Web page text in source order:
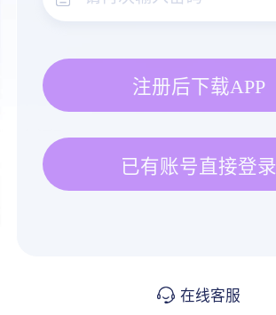
注册后下载APP
已有账号直接登录
在线客服